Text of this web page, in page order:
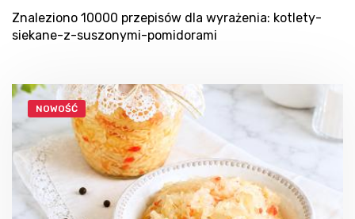
Znaleziono 10000 przepisów dla wyrażenia: kotlety-
siekane-z-suszonymi-pomidorami
NOWOŚĆ